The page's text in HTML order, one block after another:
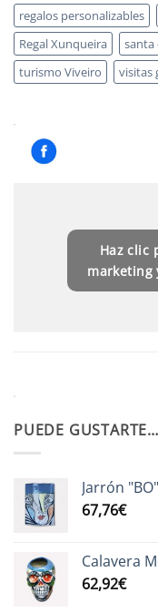
regalos personalizables
Regal Xunqueira
santa
turismo Viveiro
visitas
Haz clic
marketing
PUEDE GUSTARTE…
Jarrón "BO"
67,76€
Calavera
62,92€